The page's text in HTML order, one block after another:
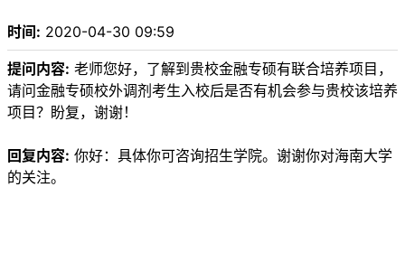
时间: 2020-04-30 09:59
提问内容: 老师您好，了解到贵校金融专硕有联合培养项目，
请问金融专硕校外调剂考生入校后是否有机会参与贵校该培养
项目？盼复，谢谢！
回复内容: 你好：具体你可咨询招生学院。谢谢你对海南大学
的关注。